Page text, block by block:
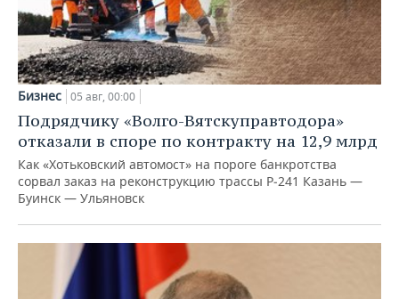
Бизнес 05 авг, 00:00
Подрядчику «Волго-Вятскуправтодора»
отказали в споре по контракту на 12,9 млрд
Как «Хотьковский автомост» на пороге банкротства
сорвал заказ на реконструкцию трассы Р‑241 Казань —
Буинск — Ульяновск